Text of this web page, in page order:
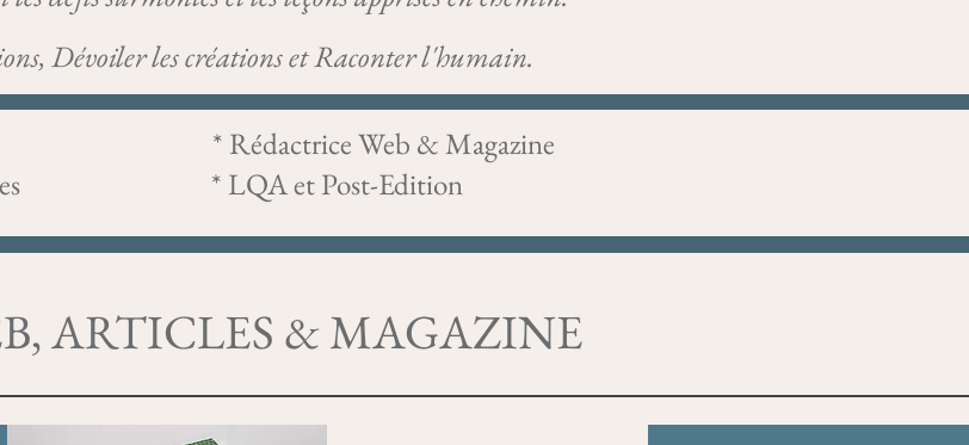
Dévoiler les créations et Raconter l'humain.
* Rédactrice Web & Magazine
* LQA et Post-Edition
ARTICLES & MAGAZINE